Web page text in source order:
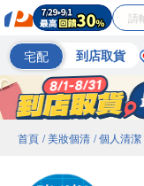
宅配 到店取貨
首頁 / 美妝個清 / 個人清潔